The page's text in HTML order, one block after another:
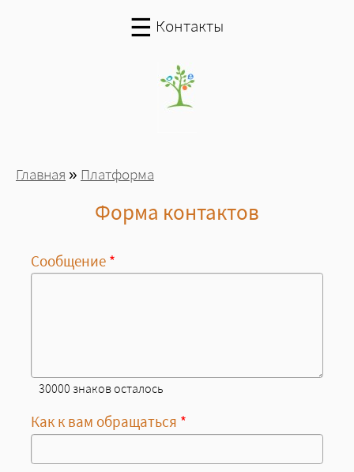
☰ Контакты
Вы здесь
Главная » Платформа
Форма контактов
Сообщение *
30000 знаков осталось
Как к вам обращаться *